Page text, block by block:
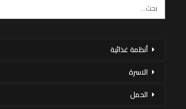
أنظمة غذائية
الاسرة
الحمل